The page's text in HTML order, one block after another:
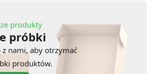
produkty
próbki
z nami, aby otrzymać
produktów.